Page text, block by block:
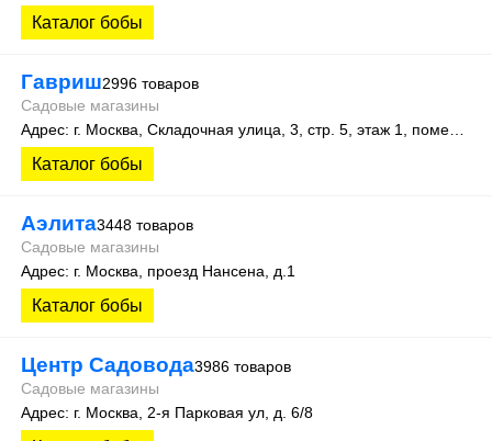
Каталог бобы
Гавриш2996 товаров
Садовые магазины
Каталог бобы
Аэлита3448 товаров
Садовые магазины
Адрес: г. Москва, проезд Нансена, д.1
Каталог бобы
Центр Садовода3986 товаров
Садовые магазины
Адрес: г. Москва, 2-я Парковая ул, д. 6/8